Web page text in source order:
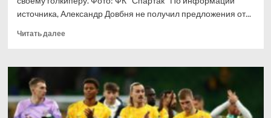
источника, Александр Довбня не получил предложения от...
Читать далееПрочитать
Голкиперу
«Спартака»
предложили
новый